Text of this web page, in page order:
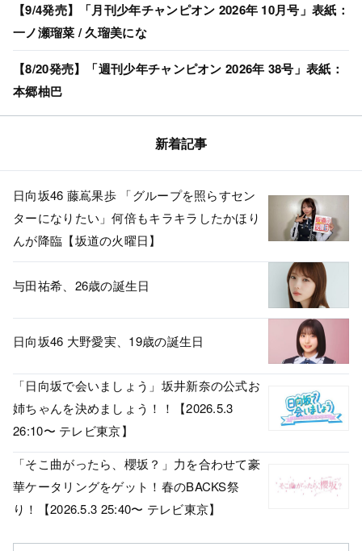
【9/4発売】「月刊少年チャンピオン 2026年 10月号」表紙：
一ノ瀬瑠菜 / 久瑠美にな
【8/20発売】「週刊少年チャンピオン 2026年 38号」表紙：
本郷柚巴
新着記事
日向坂46 藤嶌果歩 「グループを照らすセン
ターになりたい」何倍もキラキラしたかほり
んが降臨【坂道の火曜日】
与田祐希、26歳の誕生日
日向坂46 大野愛実、19歳の誕生日
「日向坂で会いましょう」坂井新奈の公式お
姉ちゃんを決めましょう！！【2026.5.3
26:10〜 テレビ東京】
「そこ曲がったら、櫻坂？」力を合わせて豪
華ケータリングをゲット！春のBACKS祭
り！【2026.5.3 25:40〜 テレビ東京】